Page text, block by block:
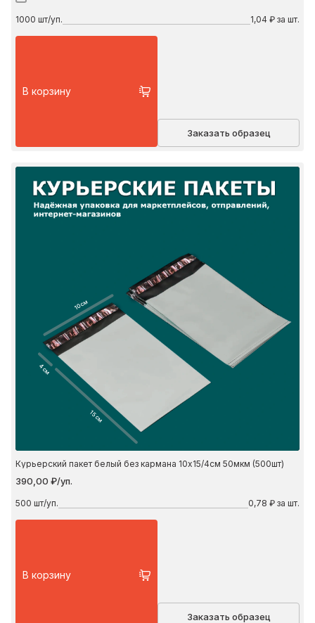
1000 шт/уп. 1,04 ₽ за шт.
В корзину
Заказать образец
10 см
4 см
15 см
Курьерский пакет белый без кармана 10х15/4см 50мкм (500шт)
390,00 ₽/уп.
500 шт/уп. 0,78 ₽ за шт.
В корзину
Заказать образец